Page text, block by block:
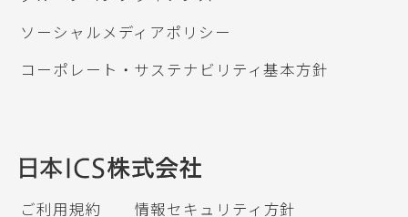
ソーシャルメディアポリシー
コーポレート・サステナビリティ基本方針
ご利用規約 情報セキュリティ方針